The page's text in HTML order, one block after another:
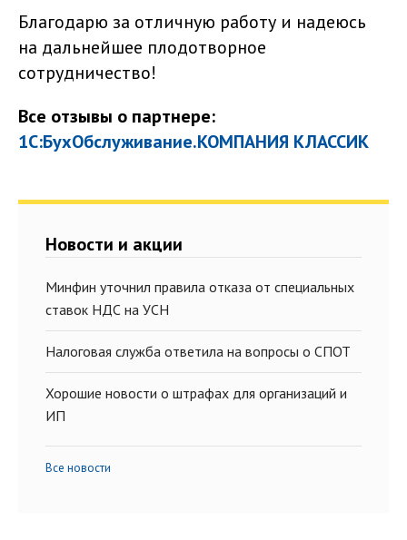
Благодарю за отличную работу и надеюсь
на дальнейшее плодотворное
сотрудничество!
Все отзывы о партнере:
1С:БухОбслуживание.КОМПАНИЯ КЛАССИК
Новости и акции
Минфин уточнил правила отказа от специальных
ставок НДС на УСН
Налоговая служба ответила на вопросы о СПОТ
Хорошие новости о штрафах для организаций и
ИП
Все новости